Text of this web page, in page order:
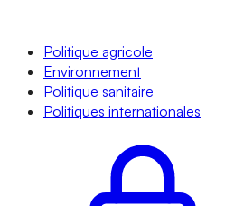
Politique agricole
Environnement
Politique sanitaire
Politiques internationales